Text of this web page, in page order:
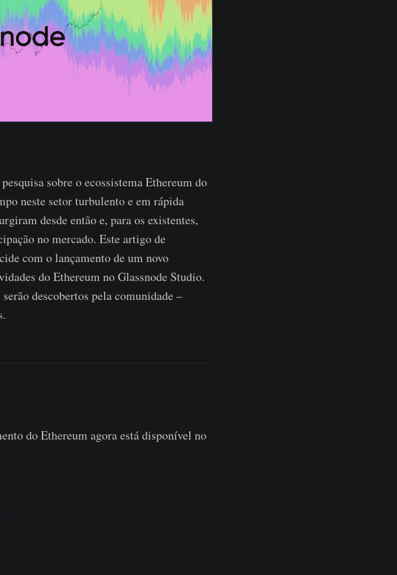
sobre o ecossistema Ethereum do
neste setor turbulento e em rápida
desde então e, para os existentes,
no mercado. Este artigo de
com o lançamento de um novo
do Ethereum no Glassnode Studio.
descobertos pela comunidade –
do Ethereum agora está disponível no